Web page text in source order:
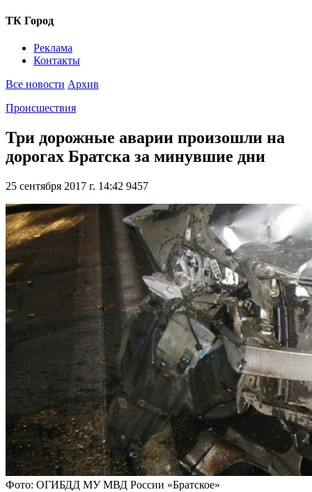
ТК Город
Реклама
Контакты
Все новости Архив
Происшествия
Три дорожные аварии произошли на
дорогах Братска за минувшие дни
25 сентября 2017 г. 14:42 9457
Фото: ОГИБДД МУ МВД России «Братское»